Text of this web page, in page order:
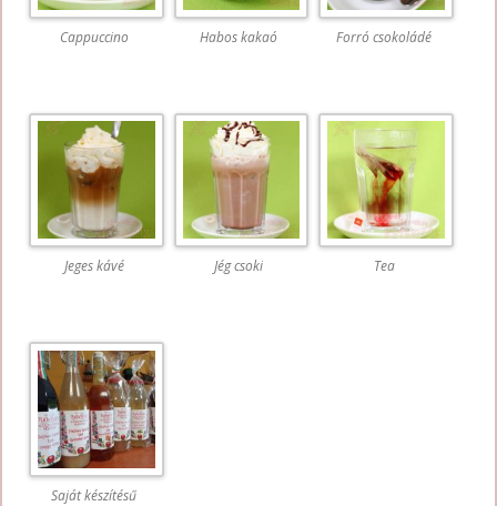
Cappuccino Habos kakaó Forró csokoládé
Jeges kávé Jég csoki Tea
Saját készítésű